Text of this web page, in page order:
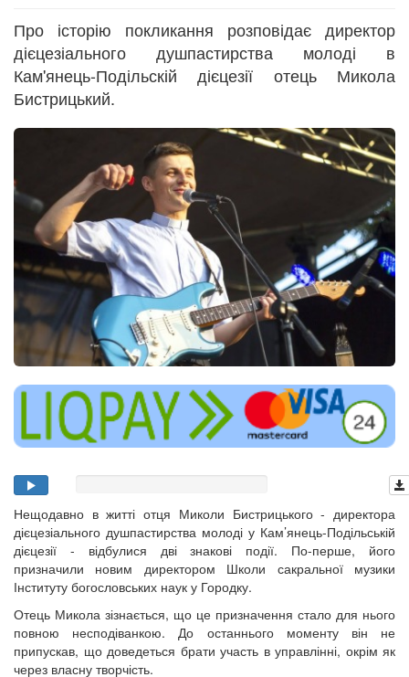
Про історію покликання розповідає директор
дієцезіального душпастирства молоді в
Кам'янець-Подільскій дієцезії отець Микола
Бистрицький.
Нещодавно в житті отця Миколи Бистрицького - директора
дієцезіального душпастирства молоді у Кам’янець-Подільській
дієцезії - відбулися дві знакові події. По-перше, його
призначили новим директором Школи сакральної музики
Інституту богословських наук у Городку.
Отець Микола зізнається, що це призначення стало для нього
повною несподіванкою. До останнього моменту він не
припускав, що доведеться брати участь в управлінні, окрім як
через власну творчість.